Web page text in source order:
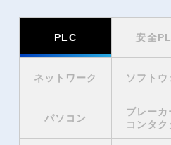
PLC 安全
ネットワーク ソフトウ
パソコン
ブレーカ
コンタク